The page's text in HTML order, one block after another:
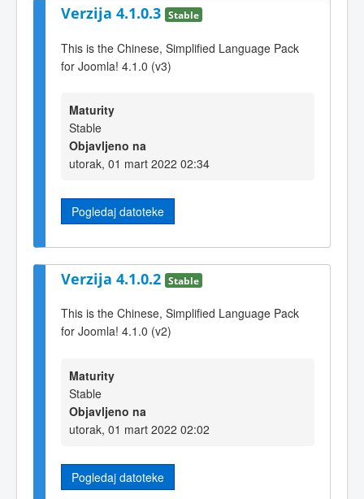
Verzija 4.1.0.3 Stable
This is the Chinese, Simplified Language Pack
for Joomla! 4.1.0 (v3)
Maturity
Stable
Objavljeno na
utorak, 01 mart 2022 02:34
Pogledaj datoteke
Verzija 4.1.0.2 Stable
This is the Chinese, Simplified Language Pack
for Joomla! 4.1.0 (v2)
Maturity
Stable
Objavljeno na
utorak, 01 mart 2022 02:02
Pogledaj datoteke